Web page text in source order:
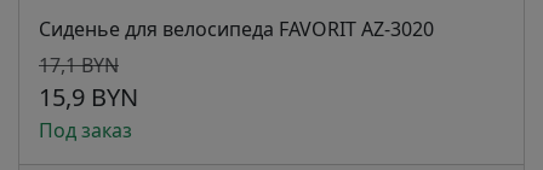
Сиденье для велосипеда FAVORIT AZ-3020
17,1 BYN
15,9 BYN
Под заказ